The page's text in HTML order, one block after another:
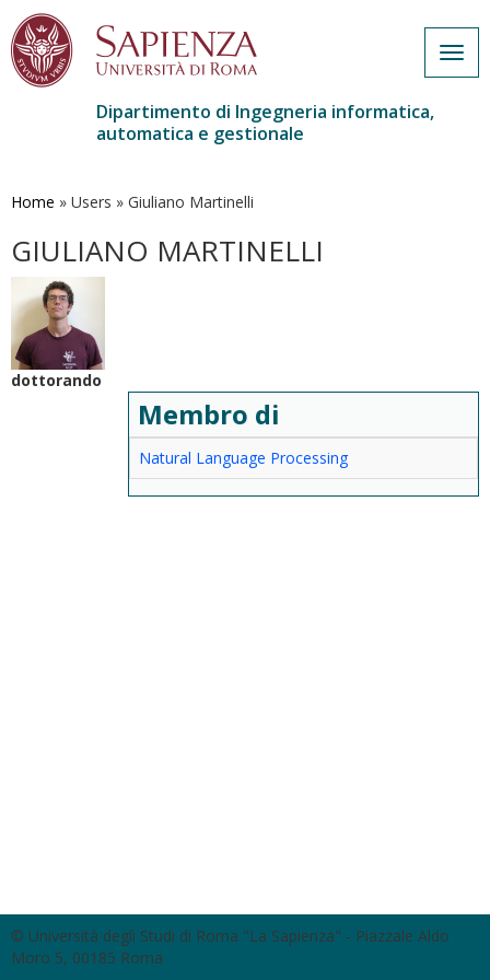
contenuto
Dipartimento di Ingegneria informatica,
automatica e gestionale
Home » Users » Giuliano Martinelli
GIULIANO MARTINELLI
dottorando
Membro di
Natural Language Processing
© Università degli Studi di Roma "La Sapienza" - Piazzale Aldo
Moro 5, 00185 Roma